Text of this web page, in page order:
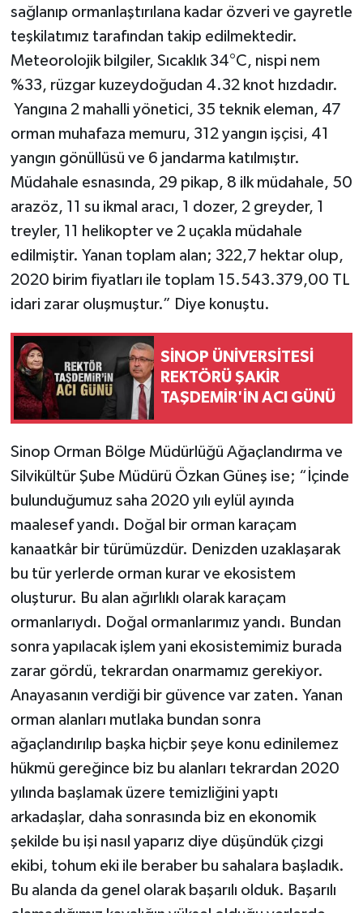
sağlanıp ormanlaştırılana kadar özveri ve gayretle
teşkilatımız tarafından takip edilmektedir.
Meteorolojik bilgiler, Sıcaklık 34°C, nispi nem
%33, rüzgar kuzeydoğudan 4.32 knot hızdadır.
Yangına 2 mahalli yönetici, 35 teknik eleman, 47
orman muhafaza memuru, 312 yangın işçisi, 41
yangın gönüllüsü ve 6 jandarma katılmıştır.
Müdahale esnasında, 29 pikap, 8 ilk müdahale, 50
arazöz, 11 su ikmal aracı, 1 dozer, 2 greyder, 1
treyler, 11 helikopter ve 2 uçakla müdahale
edilmiştir. Yanan toplam alan; 322,7 hektar olup,
2020 birim fiyatları ile toplam 15.543.379,00 TL
idari zarar oluşmuştur.” Diye konuştu.
SİNOP ÜNİVERSİTESİ
REKTÖRÜ ŞAKİR
TAŞDEMİR'İN ACI GÜNÜ
Sinop Orman Bölge Müdürlüğü Ağaçlandırma ve
Silvikültür Şube Müdürü Özkan Güneş ise; “İçinde
bulunduğumuz saha 2020 yılı eylül ayında
maalesef yandı. Doğal bir orman karaçam
kanaatkâr bir türümüzdür. Denizden uzaklaşarak
bu tür yerlerde orman kurar ve ekosistem
oluşturur. Bu alan ağırlıklı olarak karaçam
ormanlarıydı. Doğal ormanlarımız yandı. Bundan
sonra yapılacak işlem yani ekosistemimiz burada
zarar gördü, tekrardan onarmamız gerekiyor.
Anayasanın verdiği bir güvence var zaten. Yanan
orman alanları mutlaka bundan sonra
ağaçlandırılıp başka hiçbir şeye konu edinilemez
hükmü gereğince biz bu alanları tekrardan 2020
yılında başlamak üzere temizliğini yaptı
arkadaşlar, daha sonrasında biz en ekonomik
şekilde bu işi nasıl yaparız diye düşündük çizgi
ekibi, tohum eki ile beraber bu sahalara başladık.
Bu alanda da genel olarak başarılı olduk. Başarılı